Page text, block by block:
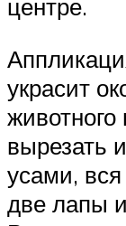
центре.
украсит
вырезать
усами,
две лапы